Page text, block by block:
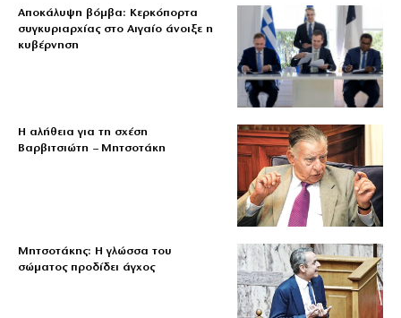
Αποκάλυψη βόμβα: Κερκόπορτα
συγκυριαρχίας στο Αιγαίο άνοιξε η
κυβέρνηση
Η αλήθεια για τη σχέση
Βαρβιτσιώτη – Μητσοτάκη
Μητσοτάκης: Η γλώσσα του
σώματος προδίδει άγχος